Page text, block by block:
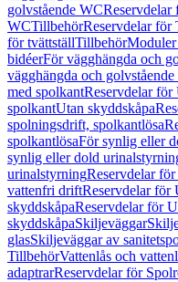
golvstående WCReservdelar
WCTillbehörReservdelar för
för tvättställTillbehör
bidéerFör vägghängda och
vägghängda och golvstående
med spolkantReservdelar för
spolkantUtan skyddskåpa
spolningsdrift, spolkantlösa
spolkantlösaFör synlig eller
synlig eller dold
urinalstyrningReservdelar
vattenfri driftReservdelar för
skyddskåpaReservdelar för
skyddskåpaSkiljeväggar
glasSkiljeväggar av
TillbehörVattenlås och
adaptrarReservdelar för